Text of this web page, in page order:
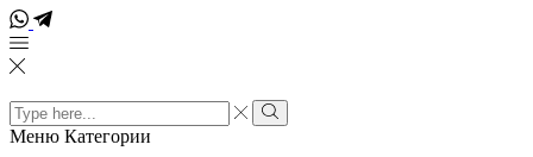
Поиск
входных
Поиск
Меню Категории